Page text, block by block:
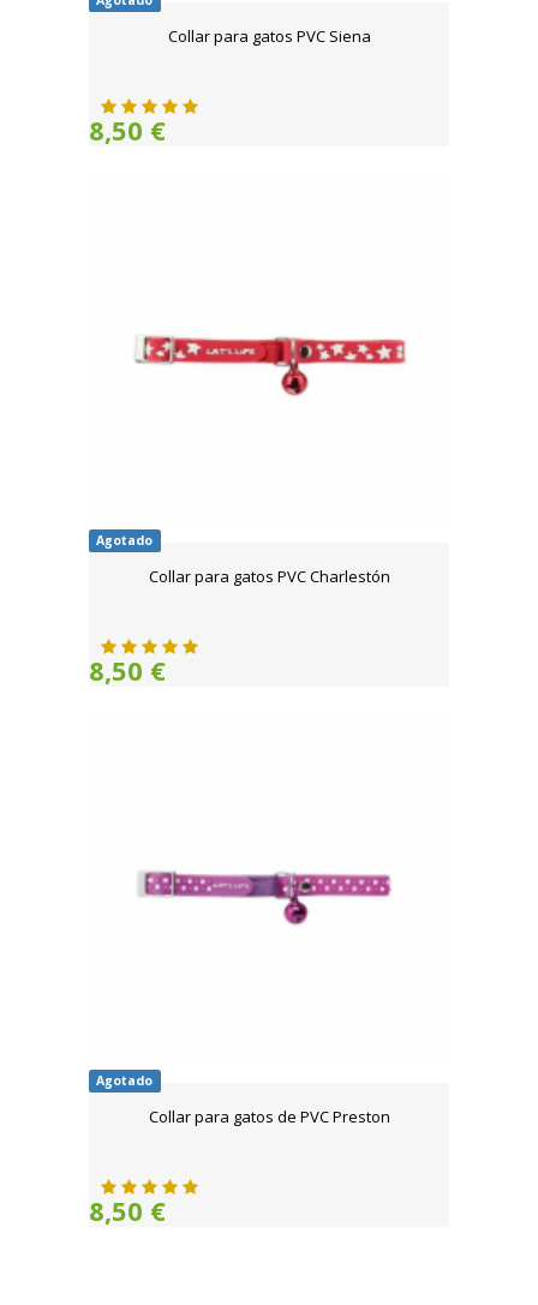
Collar para gatos PVC Siena
8,50 €
Agotado
Collar para gatos PVC Charlestón
8,50 €
Agotado
Collar para gatos de PVC Preston
8,50 €